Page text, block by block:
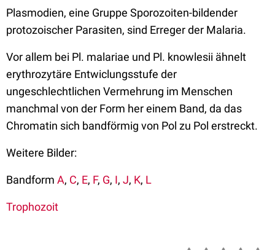
Plasmodien, eine Gruppe Sporozoiten-bildender
protozoischer Parasiten, sind Erreger der Malaria.
Vor allem bei Pl. malariae und Pl. knowlesii ähnelt
erythrozytäre Entwiclungsstufe der
ungeschlechtlichen Vermehrung im Menschen
manchmal von der Form her einem Band, da das
Chromatin sich bandförmig von Pol zu Pol erstreckt.
Weitere Bilder:
Bandform A, C, E, F, G, I, J, K, L
Trophozoit